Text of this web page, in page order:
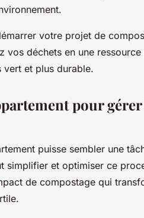
votre projet de
déchets en une ressource
vert et plus durable.
pour
puisse sembler une
simplifier et optimiser ce
de compostage qui